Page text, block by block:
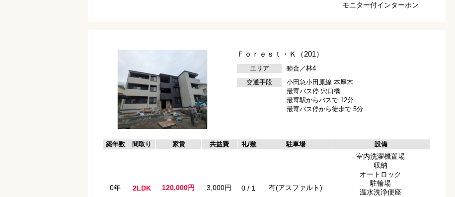
モニター付インターホン
Ｆｏｒｅｓｔ・Ｋ（201）
エリア
睦合／林4
交通手段
小田急小田原線 本厚木
最寄バス停 穴口橋
最寄駅からバスで 12分
最寄バス停から徒歩で 5分
築年数 間取り 家賃 共益費 礼/敷 駐車場 設備
0年 2LDK 120,000円 3,000円 0 / 1 有(アスファルト)
室内洗濯機置場
収納
オートロック
駐輪場
温水洗浄便座